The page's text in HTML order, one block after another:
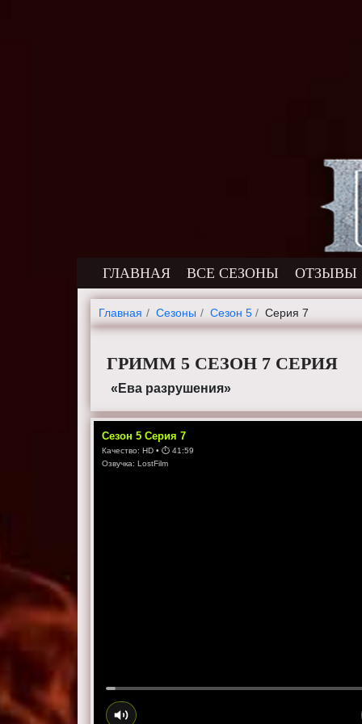
ГЛАВНАЯ ВСЕ СЕЗОНЫ ОТЗЫВЫ
Главная Cезоны Сезон 5 Серия 7
ГРИММ 5 СЕЗОН 7 СЕРИЯ
«Ева разрушения»
Сезон5 Серия7
Качество:HD • ⏱41:59
Озвучка:LostFilm